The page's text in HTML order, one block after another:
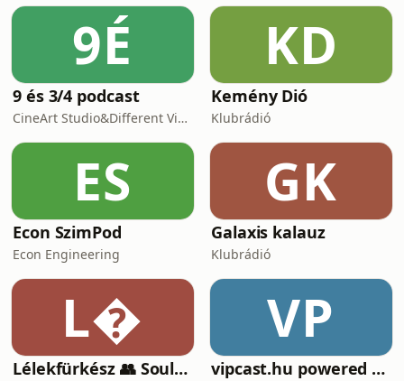
beton&ouml;nt&eacute;sről.&nbsp;
T&ouml;rt&eacute;nelmi pillanat:
&ouml;nthetik Pakson az &bdquo;első
betont&rdquo;, ezzel hivatalosan is
kez
9É
9 és 3/4 podcast
CineArt Studio&Different View Production
KD
Kemény Dió
Klubrádió
ES
Econ SzimPod
Econ Engineering
GK
Galaxis kalauz
Klubrádió
L
Lélekfürkész 👥 SoulScout
VP
vipcast.hu powered by Media1